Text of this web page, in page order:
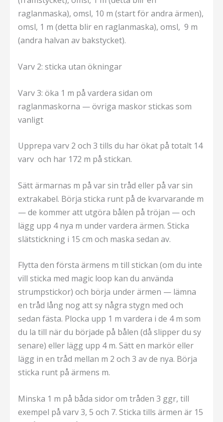
raglanmaska), omsl, 10 m (start för andra ärmen),
omsl, 1 m (detta blir en raglanmaska), omsl, 9 m
(andra halvan av bakstycket).
Varv 2: sticka utan ökningar
Varv 3: öka 1 m på vardera sidan om
raglanmaskorna — övriga maskor stickas som
vanligt
Upprepa varv 2 och 3 tills du har ökat på totalt 14
varv och har 172 m på stickan.
Sätt ärmarnas m på var sin tråd eller på var sin
extrakabel. Börja sticka runt på de kvarvarande m
— de kommer att utgöra bålen på tröjan — och
lägg upp 4 nya m under vardera ärmen. Sticka
slätstickning i 15 cm och maska sedan av.
Flytta den första ärmens m till stickan (om du inte
vill sticka med magic loop kan du använda
strumpstickor) och börja under ärmen — lämna
en tråd lång nog att sy några stygn med och
sedan fästa. Plocka upp 1 m vardera i de 4 m som
du la till när du började på bålen (då slipper du sy
senare) eller lägg upp 4 m. Sätt en markör eller
lägg in en tråd mellan m 2 och 3 av de nya. Börja
sticka runt på ärmens m.
Minska 1 m på båda sidor om tråden 3 ggr, till
exempel på varv 3, 5 och 7. Sticka tills ärmen är 15